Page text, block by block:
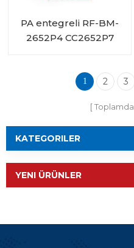
PA entegreli RF-BM-
2652P4 CC2652P7
1 2 3
Toplamda
KATEGORILER
YENI ÜRÜNLER